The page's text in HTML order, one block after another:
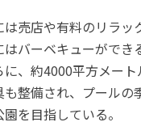
売店や有料のリラッ
バーベキューができ
、約4000平方メー
整備され、プールの
を目指している。